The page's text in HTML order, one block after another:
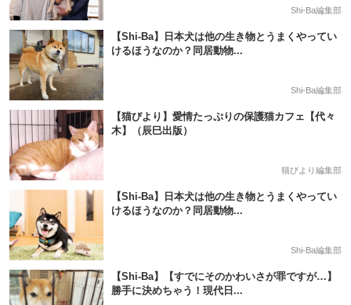
Shi-Ba編集部
【Shi-Ba】日本犬は他の生き物とうまくやってい
けるほうなのか？同居動物...
Shi-Ba編集部
【猫びより】愛情たっぷりの保護猫カフェ【代々
木】（辰巳出版）
猫びより編集部
【Shi-Ba】日本犬は他の生き物とうまくやってい
けるほうなのか？同居動物...
Shi-Ba編集部
【Shi-Ba】【すでにそのかわいさが罪ですが…】
勝手に決めちゃう！現代日...